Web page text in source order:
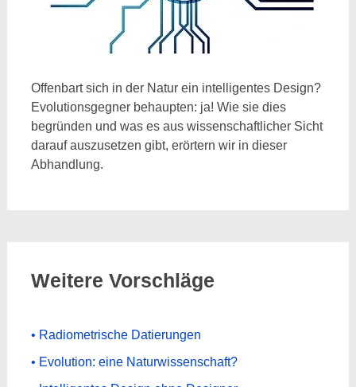
Offenbart sich in der Natur ein intelligentes Design?
Evolutionsgegner behaupten: ja! Wie sie dies
begründen und was es aus wissenschaftlicher Sicht
darauf auszusetzen gibt, erörtern wir in dieser
Abhandlung.
Weitere Vorschläge
• Radiometrische Datierungen
• Evolution: eine Naturwissenschaft?